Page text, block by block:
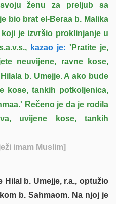
ženu za preljub sa
bio brat el-Beraa b. Malika
je izvršio proklinjanje u
kazao je: 'Pratite je,
neuvijene, ravne kose,
b. Umejje. A ako bude
kose, tankih potkoljenica,
Rečeno je da je rodila
uvijene kose, tankih
imam Muslim]
b. Umejje, r.a., optužio
b. Sahmaom. Na njoj je